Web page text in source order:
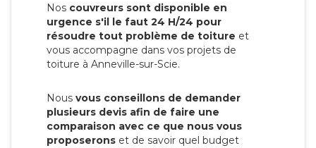
Nos couvreurs sont disponible en
urgence s'il le faut 24 H/24 pour
résoudre tout problème de toiture et
vous accompagne dans vos projets de
toiture à Anneville-sur-Scie.
Nous vous conseillons de demander
plusieurs devis afin de faire une
comparaison avec ce que nous vous
proposerons et de savoir quel budget